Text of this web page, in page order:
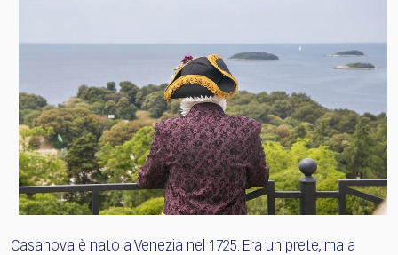
Casanova è nato a Venezia nel 1725. Era un prete, ma a